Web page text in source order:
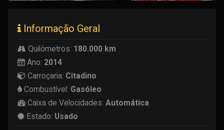
Informação Geral
Quilómetros: 180.000 km
Ano: 2014
Carroçaria: Citadino
Combustível: Gasóleo
Caixa de Velocidades: Automática
Estado: Usado